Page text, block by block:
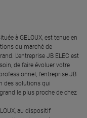
à GELOUX, est tenue en
du marché de
L’entreprise JB ELEC est
de faire évoluer votre
l’entreprise JB
des solutions qui
le plus proche de chez
au dispositif